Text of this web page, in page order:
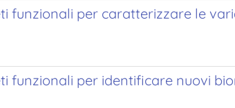
funzionali per caratterizzare le
funzionali per identificare nuovi